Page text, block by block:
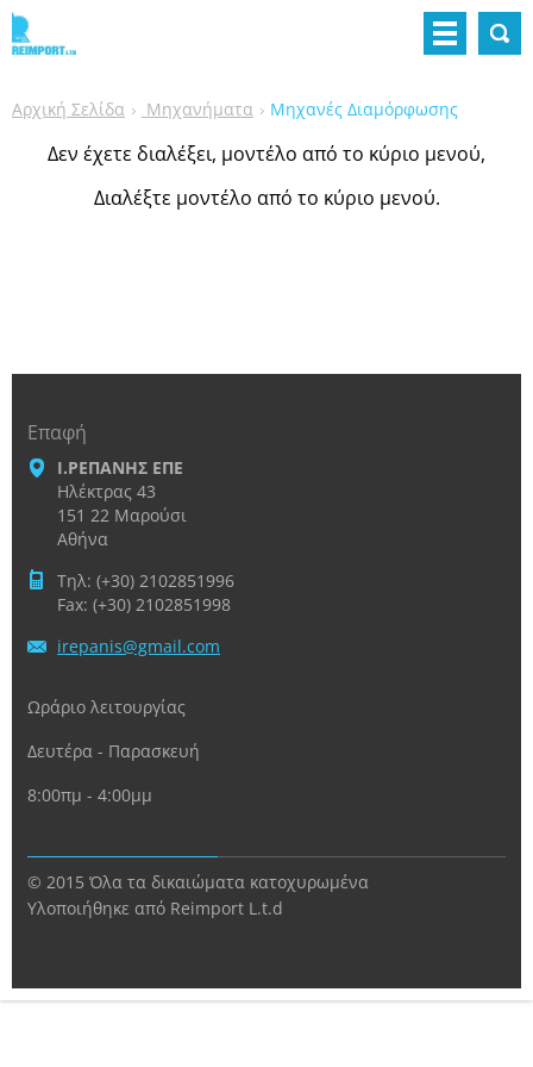
Αρχική Σελίδα Μηχανήματα Μηχανές Διαμόρφωσης
Δεν έχετε διαλέξει, μοντέλο από το κύριο μενού,
Διαλέξτε μοντέλο από το κύριο μενού.
Επαφή
Ι.ΡΕΠΑΝΗΣ ΕΠΕ
Ηλέκτρας 43
151 22 Μαρούσι
Αθήνα
Τηλ: (+30) 2102851996
Fax: (+30) 2102851998
irepanis@gmail.com
Ωράριο λειτουργίας
Δευτέρα - Παρασκευή
8:00πμ - 4:00μμ
© 2015 Όλα τα δικαιώματα κατοχυρωμένα
Υλοποιήθηκε από Reimport L.t.d